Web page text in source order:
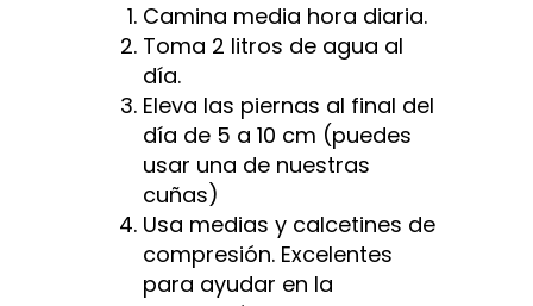
Camina media hora diaria.
Toma 2 litros de agua al
día.
Eleva las piernas al final del
día de 5 a 10 cm (puedes
usar una de nuestras
cuñas)
Usa medias y calcetines de
compresión. Excelentes
para ayudar en la